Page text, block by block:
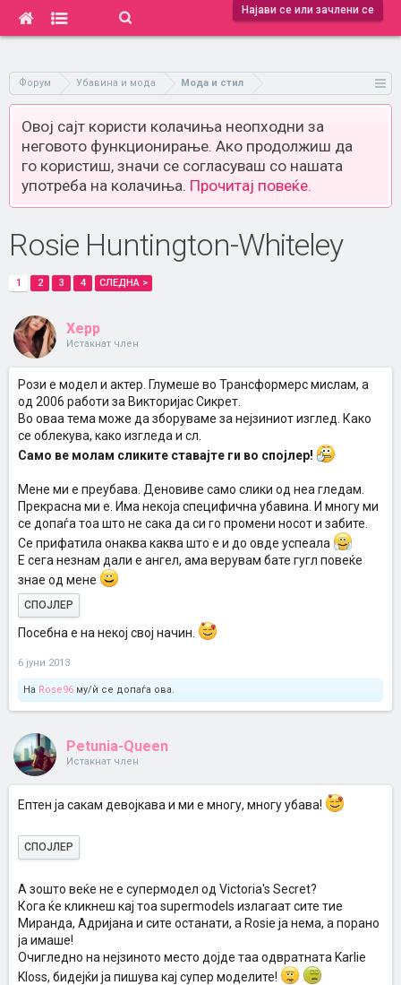
Најави се или зачлени се
Форум Убавина и мода Мода и стил
Овој сајт користи колачиња неопходни за
неговото функционирање. Ако продолжиш да
го користиш, значи се согласуваш со нашата
употреба на колачиња. Прочитај повеќе.
Rosie Huntington-Whiteley
1 2 3 4 СЛЕДНА >
Xepp
Истакнат член
Рози е модел и актер. Глумеше во Трансформерс мислам, а
од 2006 работи за Викторијас Сикрет.
Во оваа тема може да зборуваме за нејзиниот изглед. Како
се облекува, како изгледа и сл.
Само ве молам сликите ставајте ги во спојлер!
Мене ми е преубава. Деновиве само слики од неа гледам.
Прекрасна ми е. Има некоја специфична убавина. И многу ми
се допаѓа тоа што не сака да си го промени носот и забите.
Се прифатила онаква каква што е и до овде успеала
Е сега незнам дали е ангел, ама верувам бате гугл повеќе
знае од мене
СПОЈЛЕР
Посебна е на некој свој начин.
6 јуни 2013
На Rose96 му/ѝ се допаѓа ова.
Petunia-Queen
Истакнат член
Ептен ја сакам девојкава и ми е многу, многу убава!
СПОЈЛЕР
А зошто веќе не е супермодел од Victoria's Secret?
Кога ќе кликнеш кај тоа supermodels излагаат сите тие
Миранда, Адријана и сите останати, а Rosie ја нема, а порано
ја имаше!
Очигледно на нејзиното место дојде таа одвратната Karlie
Kloss, бидејќи ја пишува кај супер моделите!